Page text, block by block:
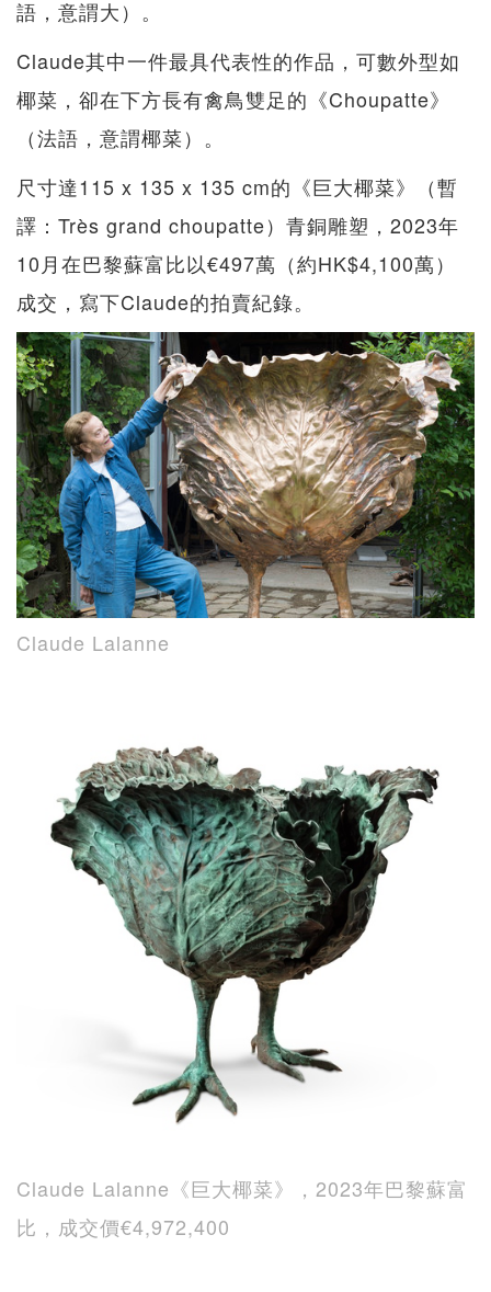
語，意謂大）。
Claude其中一件最具代表性的作品，可數外型如
椰菜，卻在下方長有禽鳥雙足的《Choupatte》
（法語，意謂椰菜）。
尺寸達115 x 135 x 135 cm的《巨大椰菜》（暫
譯：Très grand choupatte）青銅雕塑，2023年
10月在巴黎蘇富比以€497萬（約HK$4,100萬）
成交，寫下Claude的拍賣紀錄。
Claude Lalanne
Claude Lalanne《巨大椰菜》，2023年巴黎蘇富
比，成交價€4,972,400